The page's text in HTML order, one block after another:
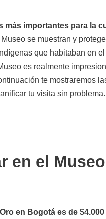
más importantes para la
se muestran y
que habitaban en
es realmente
te mostraremos
tu visita sin problema.
en el
en Bogotá es de